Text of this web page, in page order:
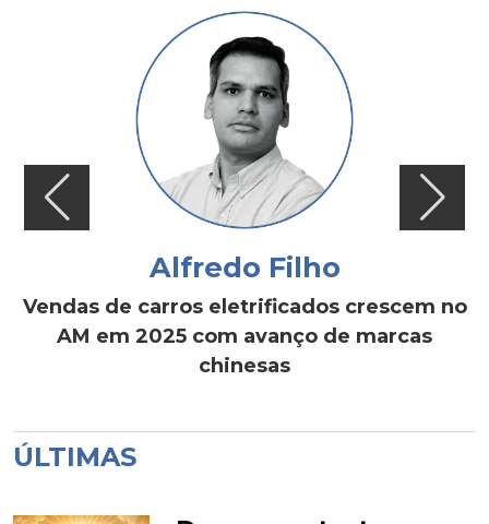
Alfredo Filho
Vendas de carros eletrificados crescem no
AM em 2025 com avanço de marcas
chinesas
ÚLTIMAS